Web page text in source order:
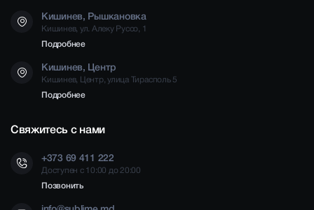
Кишинев, Рышкановка
Кишинев, ул. Алеку Руссо, 1
Подробнее
Кишинев, Центр
Кишинев, Центр, улица Тирасполь 5
Подробнее
Свяжитесь с нами
+373 69 411 222
Доступен с 10:00 до 20:00
Позвонить